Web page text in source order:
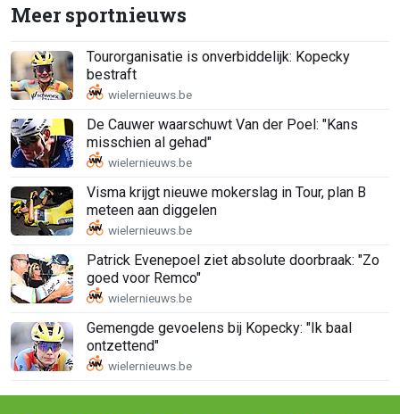
Meer sportnieuws
Tourorganisatie is onverbiddelijk: Kopecky
bestraft
De Cauwer waarschuwt Van der Poel: "Kans
misschien al gehad"
Visma krijgt nieuwe mokerslag in Tour, plan B
meteen aan diggelen
Patrick Evenepoel ziet absolute doorbraak: "Zo
goed voor Remco"
Gemengde gevoelens bij Kopecky: "Ik baal
ontzettend"